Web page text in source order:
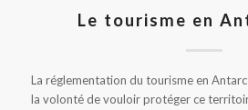
Le tourisme en
La réglementation du tourisme en
la volonté de vouloir protéger ce